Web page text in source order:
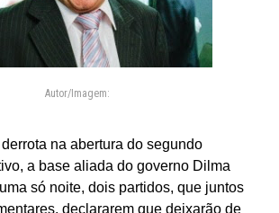
Autor/Imagem:
na abertura do segundo
a base aliada do governo Dilma
só noite, dois partidos, que juntos
declararem que deixarão de